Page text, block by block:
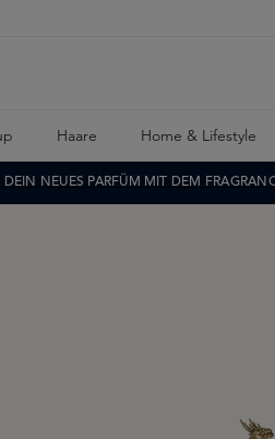
Haare Home & Lifestyle
DEIN NEUES PARFÜM MIT DEM